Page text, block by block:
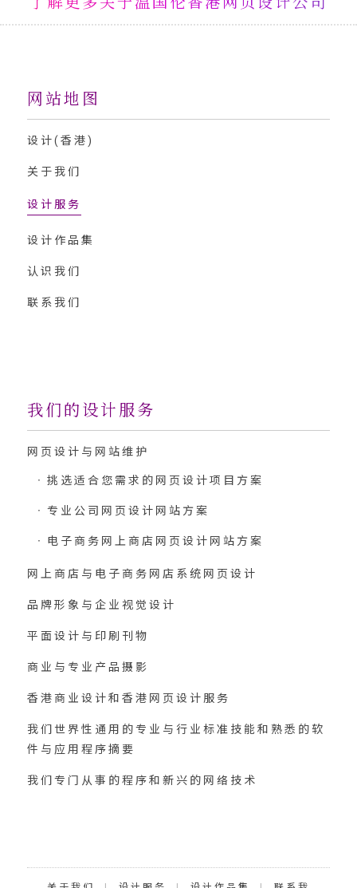
网站地图
设计(香港)
关于我们
设计服务
设计作品集
认识我们
联系我们
我们的设计服务
网页设计与网站维护
挑选适合您需求的网页设计项目方案
专业公司网页设计网站方案
电子商务网上商店网页设计网站方案
网上商店与电子商务网店系统网页设计
品牌形象与企业视觉设计
平面设计与印刷刊物
商业与专业产品摄影
香港商业设计和香港网页设计服务
我们世界性通用的专业与行业标准技能和熟悉的软
件与应用程序摘要
我们专门从事的程序和新兴的网络技术
Categories